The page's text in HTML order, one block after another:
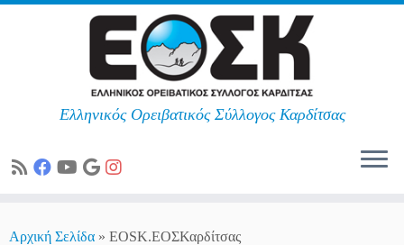
Ελληνικός Ορειβατικός Σύλλογος Καρδίτσας
Αρχική Σελίδα » EOSK.ΕΟΣΚαρδίτσας